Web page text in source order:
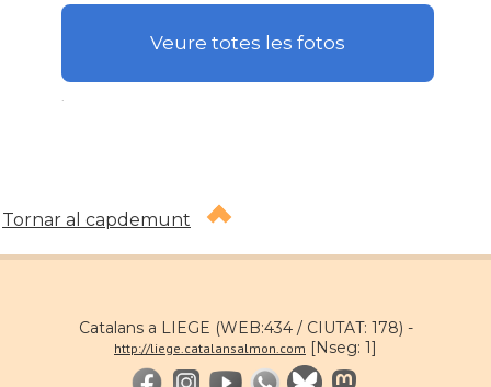
Veure totes les fotos
Tornar al capdemunt
Catalans a LIEGE (WEB:434 / CIUTAT: 178) -
http://liege.catalansalmon.com [Nseg: 1]